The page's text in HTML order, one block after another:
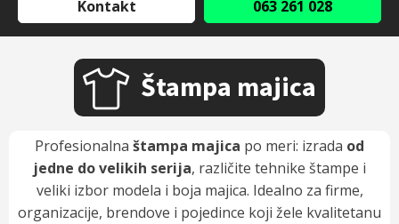
Kontakt 063 261 028
Štampa majica
Profesionalna štampa majica po meri: izrada od
jedne do velikih serija, različite tehnike štampe i
veliki izbor modela i boja majica. Idealno za firme,
organizacije, brendove i pojedince koji žele kvalitetanu